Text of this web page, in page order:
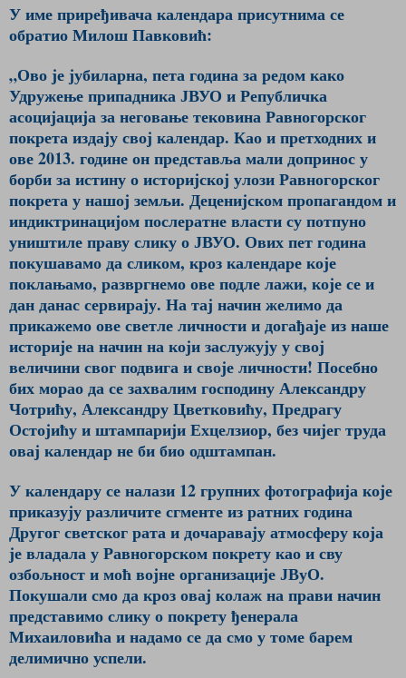
У име приређивача календара присутнима се
обратио Милош Павковић:
„Ово је јубиларна, пета година за редом како
Удружење припадника ЈВУО и Републичка
асоцијација за неговање тековина Равногорског
покрета издају свој календар. Као и претходних и
ове 2013. године он представља мали допринос у
борби за истину о историјској улози Равногорског
покрета у нашој земљи. Деценијском пропагандом и
индиктринацијом послератне власти су потпуно
уништиле праву слику о ЈВУО. Ових пет година
покушавамо да сликом, кроз календаре које
поклањамо, развргнемо ове подле лажи, које се и
дан данас сервирају. На тај начин желимо да
прикажемо ове светле личности и догађаје из наше
историје на начин на који заслужују у свој
величини свог подвига и своје личности! Посебно
бих морао да се захвалим господину Александру
Чотрићу, Александру Цветковићу, Предрагу
Остојићу и штампарији Ехцелзиор, без чијег труда
овај календар не би био одштампан.
У календару се налази 12 групних фотографија које
приказују различите сгменте из ратних година
Другог светског рата и дочаравају атмосферу која
је владала у Равногорском покрету као и сву
озбољност и моћ војне организације ЈВуО.
Покушали смо да кроз овај колаж на прави начин
представимо слику о покрету ђенерала
Михаиловића и надамо се да смо у томе барем
делимично успели.